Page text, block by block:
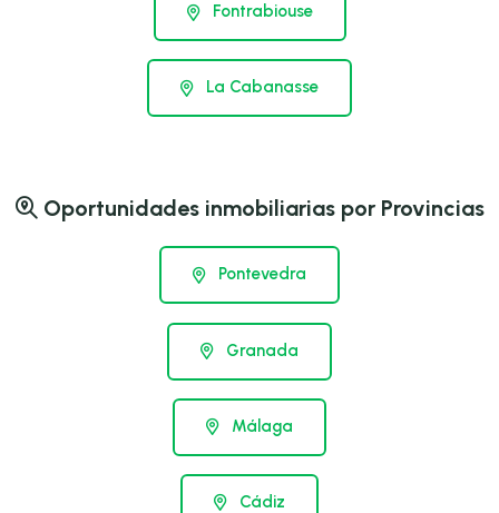
Fontrabiouse
La Cabanasse
Oportunidades inmobiliarias por Provincias
Pontevedra
Granada
Málaga
Cádiz